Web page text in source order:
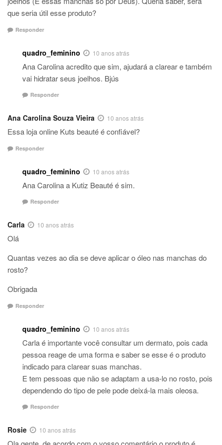
que seria útil esse produto?
Responder
quadro_feminino 10 anos atrás
Ana Carolina acredito que sim, ajudará a clarear e também
vai hidratar seus joelhos. Bjús
Responder
Ana Carolina Souza Vieira 10 anos atrás
Essa loja online Kuts beauté é confiável?
Responder
quadro_feminino 10 anos atrás
Ana Carolina a Kutiz Beauté é sim.
Responder
Carla 10 anos atrás
Olá
Quantas vezes ao dia se deve aplicar o óleo nas manchas do
rosto?
Obrigada
Responder
quadro_feminino 10 anos atrás
Carla é importante você consultar um dermato, pois cada
pessoa reage de uma forma e saber se esse é o produto
indicado para clarear suas manchas.
E tem pessoas que não se adaptam a usa-lo no rosto, pois
dependendo do tipo de pele pode deixá-la mais oleosa.
Responder
Rosie 10 anos atrás